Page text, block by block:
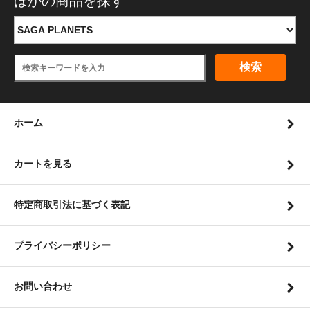
検索
ホーム
カートを見る
特定商取引法に基づく表記
プライバシーポリシー
お問い合わせ